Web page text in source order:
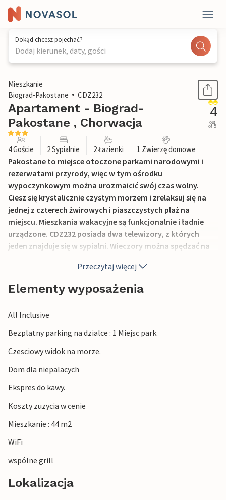
Dokąd chcesz pojechać?
Dodaj kierunek, daty, gości
1 / 29
Mieszkanie
Biograd-Pakostane
CDZ232
Apartament - Biograd-
Pakostane , Chorwacja
4
out
of 5
4 Goście 2 Sypialnie 2 Łazienki 1 Zwierzę domowe
Pakostane to miejsce otoczone parkami narodowymi i
rezerwatami przyrody, więc w tym ośrodku
wypoczynkowym można urozmaicić swój czas wolny.
Ciesz się krystalicznie czystym morzem i zrelaksuj się na
jednej z czterech żwirowych i piaszczystych plaż na
miejscu. Mieszkania wakacyjne są funkcjonalnie i ładnie
urządzone. CDZ232 posiada dwa telewizory, z których
jeden znajduje się w sypialni. Wieczory można spędzać na
prowadzi do domu wakacyjnego CDA030. Duży grill, który
jest dostępny wspólnie, oferuje możliwość przygotowania
pysznych potraw i cieszenia się towarzyskimi wieczorami
stół i ławki znajdują się przed kominkiem.
Przeczytaj więcej
Elementy wyposażenia
All Inclusive
Bezplatny parking na dzialce : 1 Miejsc park.
Czesciowy widok na morze.
Dom dla niepalacych
Ekspres do kawy.
Koszty zuzycia w cenie
Mieszkanie : 44 m2
WiFi
wspólne grill
Lokalizacja